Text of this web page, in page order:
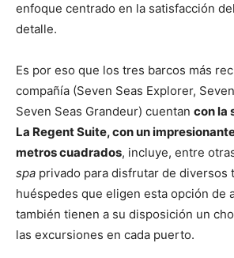
enfoque centrado en la satisfacción
detalle.
Es por eso que los tres barcos más
compañía (Seven Seas Explorer,
Seven Seas Grandeur) cuentan con la
La Regent Suite, con un
metros cuadrados, incluye, entre
spa privado para disfrutar de diversos
huéspedes que eligen esta opción de
también tienen a su disposición un
las excursiones en cada puerto.